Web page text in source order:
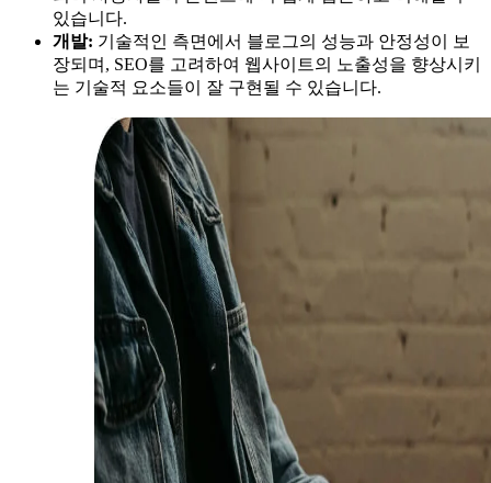
있습니다.
개발: 기술적인 측면에서 블로그의 성능과 안정성이 보
장되며, SEO를 고려하여 웹사이트의 노출성을 향상시키
는 기술적 요소들이 잘 구현될 수 있습니다.